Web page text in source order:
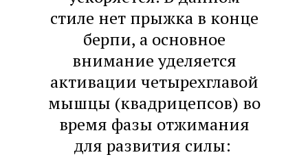
стиле нет прыжка в конце
берпи, а основное
внимание уделяется
активации четырехглавой
мышцы (квадрицепсов) во
время фазы отжимания
для развития силы: